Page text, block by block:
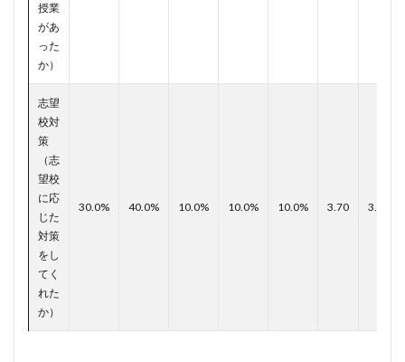
授業
があ
った
か）
志望
校対
策
（志
望校
に応
じた
対策
をし
てく
れた
か）
30.0% 40.0% 10.0% 10.0% 10.0% 3.70 3.83